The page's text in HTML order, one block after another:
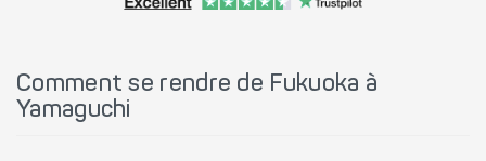
Comment se rendre de Fukuoka à
Yamaguchi